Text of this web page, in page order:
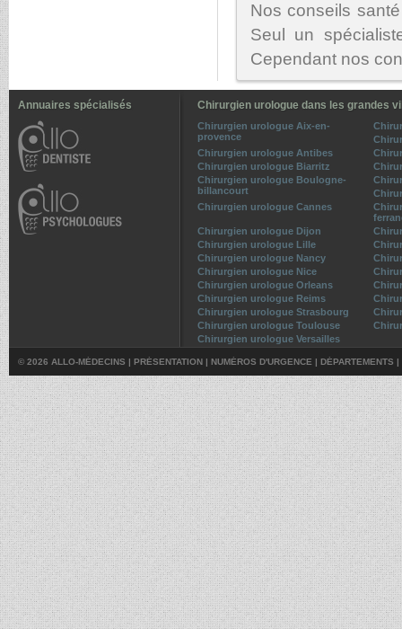
Nos conseils
Seul un
Cependant nos
Annuaires spécialisés Chirurgien urologue dans les grandes
Chirurgien urologue Aix-en-
provence
Chirurgien urologue Antibes
Chirurgien urologue Biarritz
Chirurgien urologue Boulogne-
billancourt
Chirurgien urologue Cannes
Chirurgien urologue Dijon
Chirurgien urologue Lille
Chirurgien urologue Nancy
Chirurgien urologue Nice
Chirurgien urologue Orleans
Chirurgien urologue Reims
Chirurgien urologue Strasbourg
Chirurgien urologue Toulouse
Chirurgien urologue Versailles
© 2026 ALLO-MÉDECINS | PRÉSENTATION | NUMÉROS D'URGENCE | DÉPARTEMENTS |